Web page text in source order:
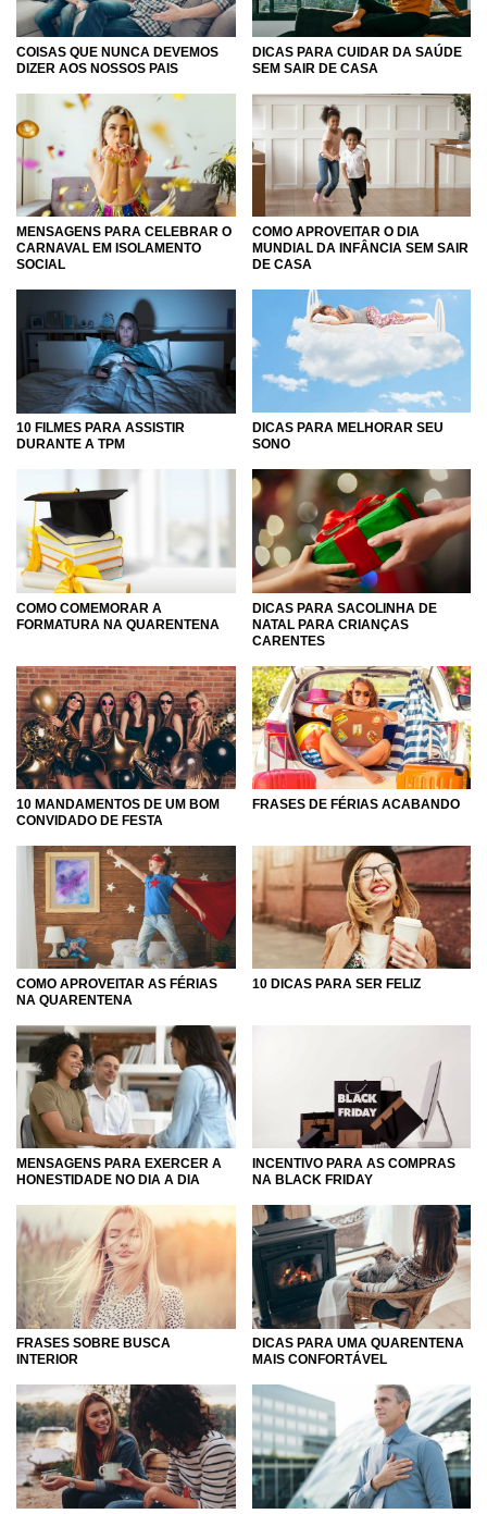
COISAS QUE NUNCA DEVEMOS
DIZER AOS NOSSOS PAIS
DICAS PARA CUIDAR DA SAÚDE
SEM SAIR DE CASA
MENSAGENS PARA CELEBRAR O
CARNAVAL EM ISOLAMENTO
SOCIAL
COMO APROVEITAR O DIA
MUNDIAL DA INFÂNCIA SEM SAIR
DE CASA
10 FILMES PARA ASSISTIR
DURANTE A TPM
DICAS PARA MELHORAR SEU
SONO
COMO COMEMORAR A
FORMATURA NA QUARENTENA
DICAS PARA SACOLINHA DE
NATAL PARA CRIANÇAS
CARENTES
10 MANDAMENTOS DE UM BOM
CONVIDADO DE FESTA
FRASES DE FÉRIAS ACABANDO
COMO APROVEITAR AS FÉRIAS
NA QUARENTENA
10 DICAS PARA SER FELIZ
MENSAGENS PARA EXERCER A
HONESTIDADE NO DIA A DIA
INCENTIVO PARA AS COMPRAS
NA BLACK FRIDAY
FRASES SOBRE BUSCA
INTERIOR
DICAS PARA UMA QUARENTENA
MAIS CONFORTÁVEL